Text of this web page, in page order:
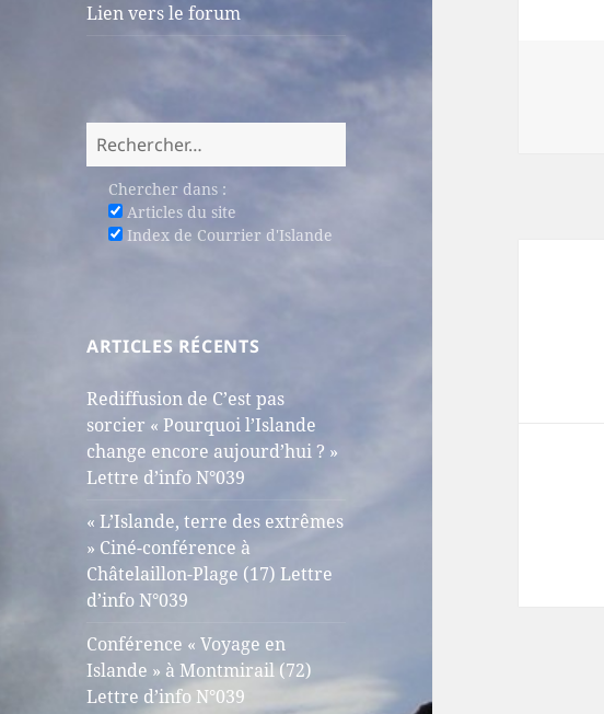
Lien vers le forum
Rechercher :
Chercher dans :
Articles du site
Index de Courrier d'Islande
ARTICLES RÉCENTS
Rediffusion de C’est pas
sorcier « Pourquoi l’Islande
change encore aujourd’hui ? »
Lettre d’info N°039
« L’Islande, terre des extrêmes
» Ciné-conférence à
Châtelaillon-Plage (17) Lettre
d’info N°039
Conférence « Voyage en
Islande » à Montmirail (72)
Lettre d’info N°039